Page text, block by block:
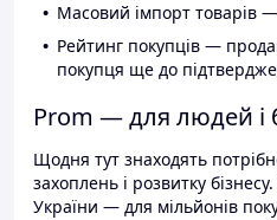
Масовий імпорт товарів
Рейтинг покупців —
покупця ще до
Prom — для людей і
Щодня тут знаходять
захоплень і розвитку
України — для мільйонів